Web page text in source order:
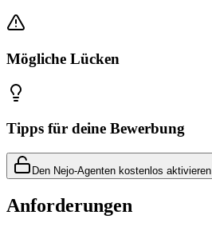
Mögliche Lücken
Tipps für deine Bewerbung
Den Nejo-Agenten kostenlos aktivieren
Anforderungen